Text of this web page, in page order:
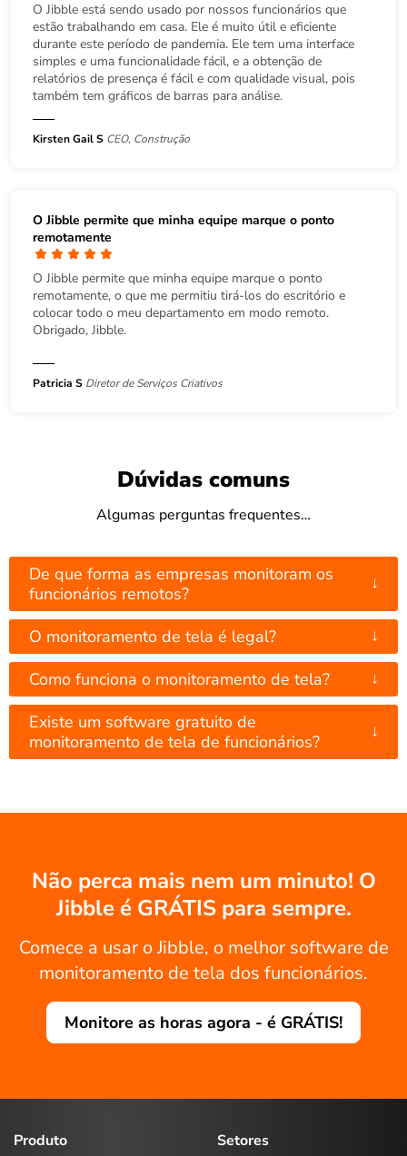
O Jibble está sendo usado por nossos funcionários que
estão trabalhando em casa. Ele é muito útil e eficiente
durante este período de pandemia. Ele tem uma interface
simples e uma funcionalidade fácil, e a obtenção de
relatórios de presença é fácil e com qualidade visual, pois
também tem gráficos de barras para análise.
Kirsten Gail S CEO, Construção
O Jibble permite que minha equipe marque o ponto
remotamente
O Jibble permite que minha equipe marque o ponto
remotamente, o que me permitiu tirá-los do escritório e
colocar todo o meu departamento em modo remoto.
Obrigado, Jibble.
Patricia S Diretor de Serviços Criativos
Dúvidas comuns
Algumas perguntas frequentes…
De que forma as empresas monitoram os
funcionários remotos?
↓
O monitoramento de tela é legal? ↓
Como funciona o monitoramento de tela? ↓
Existe um software gratuito de
monitoramento de tela de funcionários?
↓
Não perca mais nem um minuto! O
Jibble é GRÁTIS para sempre.
Comece a usar o Jibble, o melhor software de
monitoramento de tela dos funcionários.
Monitore as horas agora - é GRÁTIS!
Produto
Setores